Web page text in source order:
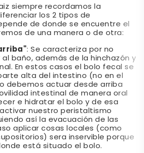
siempre recordamos la
los 2 tipos de
de donde se encuentre el
de una manera o de otra:
: Se caracteriza por no
baño, además de la hinchazón y
En estos casos el bolo fecal se
alta del intestino (no en el
debemos actuar desde arriba
intestinal de manera oral
e hidratar el bolo y de esa
nuestro peristaltismo
así la evacuación de las
aplicar cosas locales (como
sera inservible porque
está situado el bolo.